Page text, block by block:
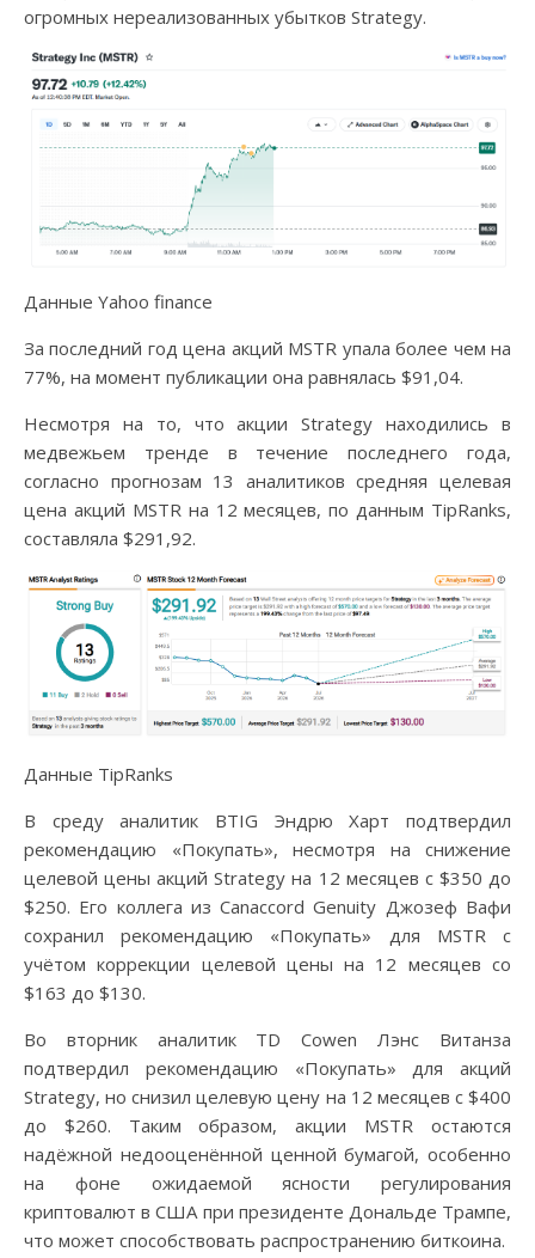
огромных нереализованных убытков Strategy.
Данные Yahoo finance
За последний год цена акций MSTR упала более чем на
77%, на момент публикации она равнялась $91,04.
Несмотря на то, что акции Strategy находились в
медвежьем тренде в течение последнего года,
согласно прогнозам 13 аналитиков средняя целевая
цена акций MSTR на 12 месяцев, по данным TipRanks,
составляла $291,92.
Данные TipRanks
В среду аналитик BTIG Эндрю Харт подтвердил
рекомендацию «Покупать», несмотря на снижение
целевой цены акций Strategy на 12 месяцев с $350 до
$250. Его коллега из Canaccord Genuity Джозеф Вафи
сохранил рекомендацию «Покупать» для MSTR с
учётом коррекции целевой цены на 12 месяцев со
$163 до $130.
Во вторник аналитик TD Cowen Лэнс Витанза
подтвердил рекомендацию «Покупать» для акций
Strategy, но снизил целевую цену на 12 месяцев с $400
до $260. Таким образом, акции MSTR остаются
надёжной недооценённой ценной бумагой, особенно
на фоне ожидаемой ясности регулирования
криптовалют в США при президенте Дональде Трампе,
что может способствовать распространению биткоина.